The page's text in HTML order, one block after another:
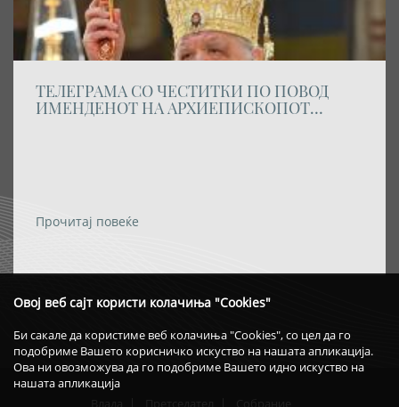
Овој веб сајт користи колачиња "Cookies"
Би сакале да користиме веб колачиња "Cookies", со цел да го
подобриме Вашето корисничко искуство на нашата апликација.
Ова ни овозможува да го подобриме Вашето идно искуство на
нашата апликација
ТЕЛЕГРАМА СО ЧЕСТИТКИ ПО ПОВОД
ИМЕНДЕНОТ НА АРХИЕПИСКОПОТ
Прочитај повеќе